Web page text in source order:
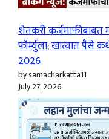
शेतकरी कर्जमाफीबाबत
फॉर्म्युला; खात्यात पैसे
2026
by samacharkatta11
July 27, 2026